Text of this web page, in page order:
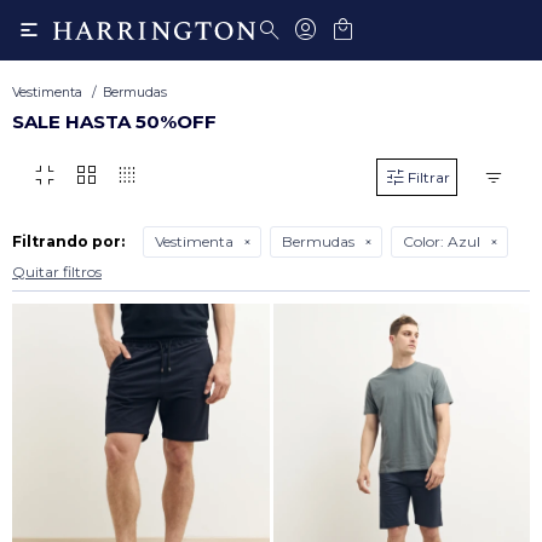

Vestimenta Bermudas
SALE HASTA 50%OFF
fullscreen_exit grid_view transition_dissolve
Filtrando por: Vestimenta Bermudas Color: Azul
Quitar filtros